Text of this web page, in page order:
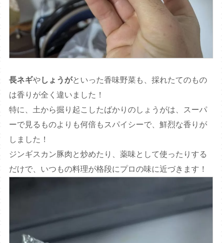
長ネギやしょうがといった香味野菜も、採れたてのもの
は香りが全く違いました！
特に、土から掘り起こしたばかりのしょうがは、スーパ
ーで見るものよりも何倍もスパイシーで、鮮烈な香りが
しました！
ジンギスカン豚肉と炒めたり、薬味として使ったりする
だけで、いつもの料理が格段にプロの味に近づきます！